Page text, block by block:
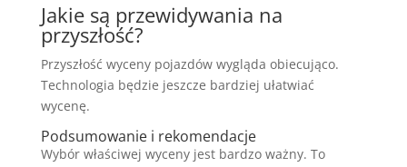
Jakie są przewidywania na
przyszłość?
Przyszłość wyceny pojazdów wygląda obiecująco.
Technologia będzie jeszcze bardziej ułatwiać
wycenę.
Podsumowanie i rekomendacje
Wybór właściwej wyceny jest bardzo ważny. To